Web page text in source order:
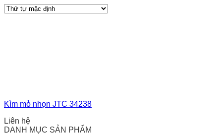
Kìm mỏ nhọn JTC 34238
Liên hệ
DANH MỤC SẢN PHẨM